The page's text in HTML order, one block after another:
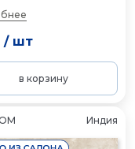
/ шт
в корзину
Индия